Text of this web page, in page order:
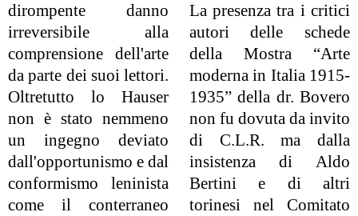
dirompente danno
irreversibile alla
comprensione dell'arte
da parte dei suoi lettori.
Oltretutto lo Hauser
non è stato nemmeno
un ingegno deviato
dall'opportunismo e dal
conformismo leninista
come il conterraneo
La presenza tra i critici
autori delle schede
della Mostra “Arte
moderna in Italia 1915-
1935” della dr. Bovero
non fu dovuta da invito
di C.L.R. ma dalla
insistenza di Aldo
Bertini e di altri
torinesi nel Comitato